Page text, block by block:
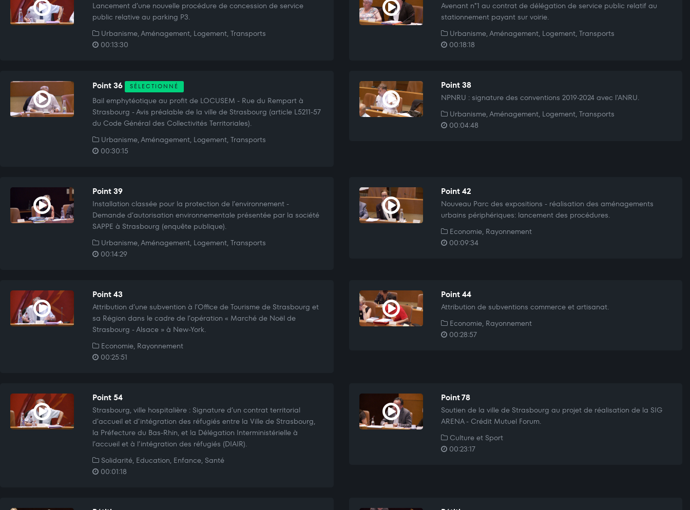
Lancement d’une nouvelle procédure de concession de service
public relative au parking P3.
Urbanisme, Aménagement, Logement, Transports
00:13:30
Avenant n°1 au contrat de délégation de service public relatif au
stationnement payant sur voirie.
Urbanisme, Aménagement, Logement, Transports
00:18:18
Point 36 SÉLECTIONNÉ
Bail emphytéotique au profit de LOCUSEM - Rue du Rempart à
Strasbourg - Avis préalable de la ville de Strasbourg (article L5211-57
du Code Général des Collectivités Territoriales).
Urbanisme, Aménagement, Logement, Transports
00:30:15
Point 38
NPNRU : signature des conventions 2019-2024 avec l'ANRU.
Urbanisme, Aménagement, Logement, Transports
00:04:48
Point 39
Installation classée pour la protection de l’environnement -
Demande d’autorisation environnementale présentée par la société
SAPPE à Strasbourg (enquête publique).
Urbanisme, Aménagement, Logement, Transports
00:14:29
Point 42
Nouveau Parc des expositions - réalisation des aménagements
urbains périphériques: lancement des procédures.
Economie, Rayonnement
00:09:34
Point 43
Attribution d’une subvention à l’Office de Tourisme de Strasbourg et
sa Région dans le cadre de l’opération « Marché de Noël de
Strasbourg - Alsace » à New-York.
Economie, Rayonnement
00:25:51
Point 44
Attribution de subventions commerce et artisanat.
Economie, Rayonnement
00:28:57
Point 54
Strasbourg, ville hospitalière : Signature d’un contrat territorial
d’accueil et d’intégration des réfugiés entre la Ville de Strasbourg,
la Préfecture du Bas-Rhin, et la Délégation Interministérielle à
l’accueil et à l’intégration des réfugiés (DIAIR).
Solidarité, Education, Enfance, Santé
00:01:18
Point 78
Soutien de la ville de Strasbourg au projet de réalisation de la SIG
ARENA - Crédit Mutuel Forum.
Culture et Sport
00:23:17